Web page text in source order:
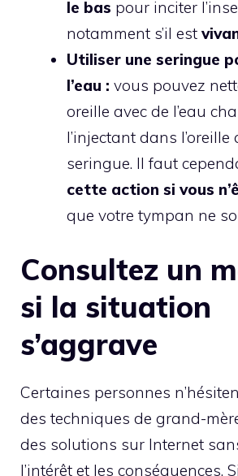
le bas pour inciter
notamment s’il est
Utiliser une seringue
l’eau : vous pouvez
oreille avec de l’eau
l’injectant dans l’oreille
seringue. Il faut
cette action si vous
que votre tympan ne
Consultez un
si la situation
s’aggrave
Certaines personnes
des techniques de grand-
des solutions sur Internet
l’intérêt et les conséquences.